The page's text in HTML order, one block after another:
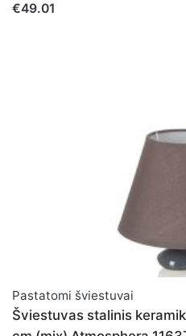
€49.01
Pastatomi šviestuvai
Šviestuvas stalinis